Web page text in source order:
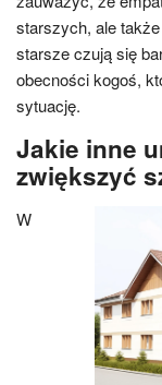
starszych, ale
starsze czują się
obecności kogoś,
sytuację.
Jakie inne
zwiększyć
W